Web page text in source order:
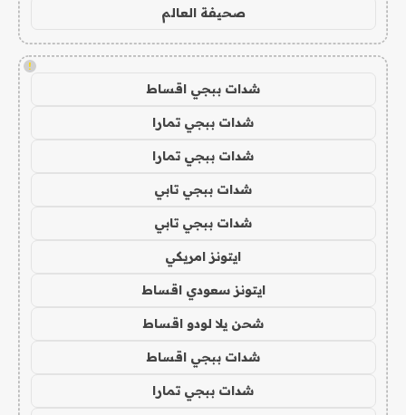
صحيفة العالم
!
شدات ببجي اقساط
شدات ببجي تمارا
شدات ببجي تمارا
شدات ببجي تابي
شدات ببجي تابي
ايتونز امريكي
ايتونز سعودي اقساط
شحن يلا لودو اقساط
شدات ببجي اقساط
شدات ببجي تمارا